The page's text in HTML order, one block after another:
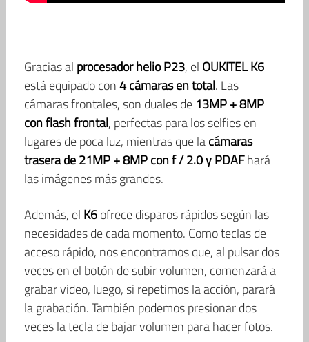
Gracias al procesador helio P23, el OUKITEL K6
está equipado con4 cámaras en total. Las
cámaras frontales, son duales de 13MP + 8MP
con flash frontal, perfectas para los selfies en
lugares de poca luz, mientras que lacámaras
trasera de 21MP + 8MP con f / 2.0 y PDAFhará
las imágenes más grandes.
Además, el K6ofrece disparos rápidos según las
necesidades de cada momento. Como teclas de
acceso rápido, nos encontramos que, al pulsar dos
veces en el botón de subir volumen, comenzará a
grabar video, luego, si repetimos la acción, parará
la grabación. También podemos presionar dos
veces la tecla de bajar volumen para hacer fotos.